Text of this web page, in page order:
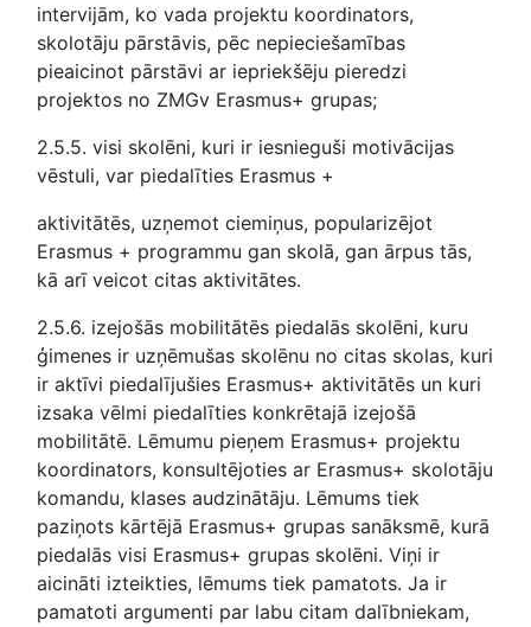
intervijām, ko vada projektu koordinators,
skolotāju pārstāvis, pēc nepieciešamības
pieaicinot pārstāvi ar iepriekšēju pieredzi
projektos no ZMGv Erasmus+ grupas;
2.5.5. visi skolēni, kuri ir iesnieguši motivācijas
vēstuli, var piedalīties Erasmus +
aktivitātēs, uzņemot ciemiņus, popularizējot
Erasmus + programmu gan skolā, gan ārpus tās,
kā arī veicot citas aktivitātes.
2.5.6. izejošās mobilitātēs piedalās skolēni, kuru
ģimenes ir uzņēmušas skolēnu no citas skolas, kuri
ir aktīvi piedalījušies Erasmus+ aktivitātēs un kuri
izsaka vēlmi piedalīties konkrētajā izejošā
mobilitātē. Lēmumu pieņem Erasmus+ projektu
koordinators, konsultējoties ar Erasmus+ skolotāju
komandu, klases audzinātāju. Lēmums tiek
paziņots kārtējā Erasmus+ grupas sanāksmē, kurā
piedalās visi Erasmus+ grupas skolēni. Viņi ir
aicināti izteikties, lēmums tiek pamatots. Ja ir
pamatoti argumenti par labu citam dalībniekam,